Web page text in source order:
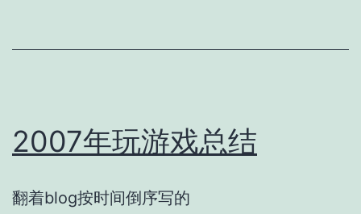
2007年玩游戏总结
翻着blog按时间倒序写的